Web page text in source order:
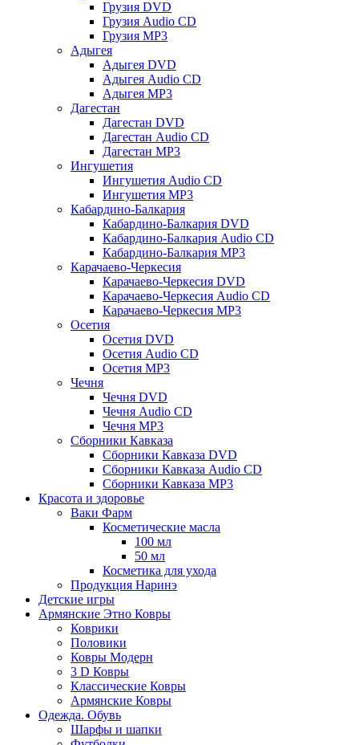
Грузия DVD
Грузия Audio CD
Грузия MP3
Адыгея
Адыгея DVD
Адыгея Audio CD
Адыгея MP3
Дагестан
Дагестан DVD
Дагестан Audio CD
Дагестан MP3
Ингушетия
Ингушетия Audio CD
Ингушетия MP3
Кабардино-Балкария
Кабардино-Балкария DVD
Кабардино-Балкария Audio CD
Кабардино-Балкария MP3
Карачаево-Черкесия
Карачаево-Черкесия DVD
Карачаево-Черкесия Audio CD
Карачаево-Черкесия MP3
Осетия
Осетия DVD
Осетия Audio CD
Осетия MP3
Чечня
Чечня DVD
Чечня Audio CD
Чечня MP3
Сборники Кавказа
Сборники Кавказа DVD
Сборники Кавказа Audio CD
Сборники Кавказа MP3
Красота и здоровье
Ваки Фарм
Косметические масла
100 мл
50 мл
Косметика для ухода
Продукция Наринэ
Детские игры
Армянские Этно Ковры
Коврики
Половики
Ковры Модерн
3 D Ковры
Классические Ковры
Армянские Ковры
Одежда. Обувь
Шарфы и шапки